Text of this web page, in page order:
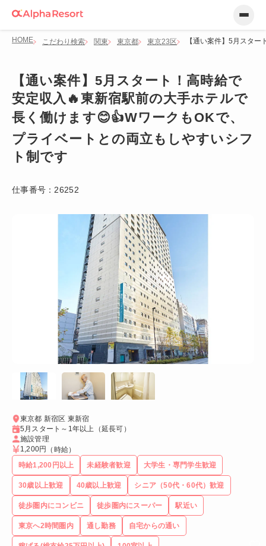
HOME こだわり検索 関東 東京都 東京23区 【通い案件】5月スタ
【通い案件】5月スタート！高時給で
安定収入🔥東新宿駅前の大手ホテルで
長く働けます😊👍WワークもOKで、
プライベートとの両立もしやすいシフ
ト制です
仕事番号： 26252
東京都 新宿区 東新宿
5月スタート～1年以上（延長可）
施設管理
1,200円
（時給）
時給1,200円以上
未経験者歓迎 大学生・専門学生歓迎
30歳以上歓迎 40歳以上歓迎 シニア（50代・60代）歓迎
徒歩圏内にコンビニ 徒歩圏内にスーパー 駅近い
東京へ2時間圏内 通し勤務 自宅からの通い